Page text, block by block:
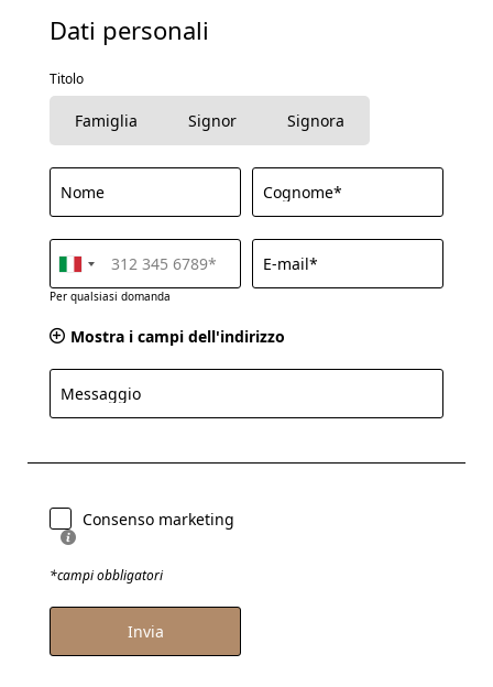
Dati personali
Titolo
Famiglia Signor Signora
Nome Cognome*
Per qualsiasi domanda
E-mail*
Mostra i campi dell'indirizzo
Messaggio
Consenso marketing
*campi obbligatori
Invia